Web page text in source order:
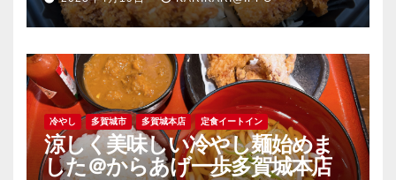
＠竈の一歩塩釜店
冷やし 多賀城市 多賀城本店 定食イートイン
涼しく美味しい冷やし麺始めま
した＠からあげ一歩多賀城本店